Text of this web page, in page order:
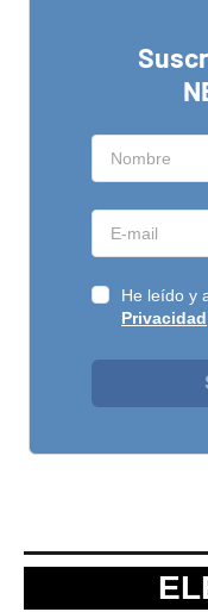
He leído y
Privacidad